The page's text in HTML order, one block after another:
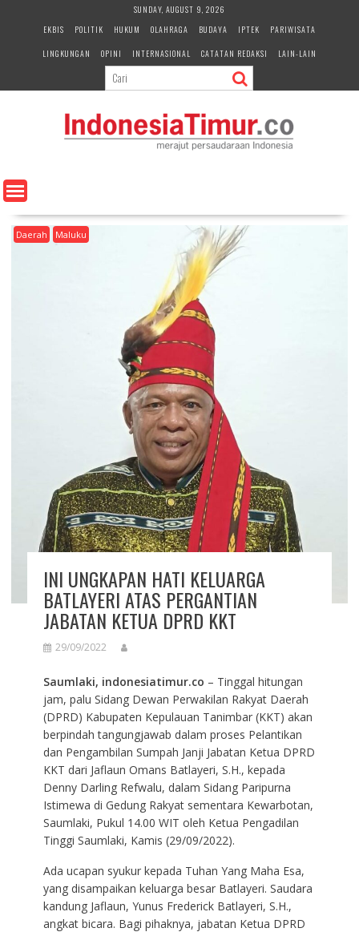
e
n
SUNDAY, AUGUST 9, 2026
EKBIS
POLITIK HUKUM OLAHRAGA BUDAYA IPTEK
PARIWISATA
LINGKUNGAN
OPINI INTERNASIONAL CATATAN REDAKSI LAIN-LAIN
Daerah Maluku
INI UNGKAPAN HATI KELUARGA
BATLAYERI ATAS PERGANTIAN
JABATAN KETUA DPRD KKT
29/09/2022
Saumlaki, indonesiatimur.co – Tinggal hitungan
jam, palu Sidang Dewan Perwakilan Rakyat Daerah
(DPRD) Kabupaten Kepulauan Tanimbar (KKT) akan
berpindah tangungjawab dalam proses Pelantikan
dan Pengambilan Sumpah Janji Jabatan Ketua DPRD
KKT dari Jaflaun Omans Batlayeri, S.H., kepada
Denny Darling Refwalu, dalam Sidang Paripurna
Istimewa di Gedung Rakyat sementara Kewarbotan,
Saumlaki, Pukul 14.00 WIT oleh Ketua Pengadilan
Tinggi Saumlaki, Kamis (29/09/2022).
Ada ucapan syukur kepada Tuhan Yang Maha Esa,
yang disampaikan keluarga besar Batlayeri. Saudara
kandung Jaflaun, Yunus Frederick Batlayeri, S.H.,
angkat bicara. Bagi pihaknya, jabatan Ketua DPRD